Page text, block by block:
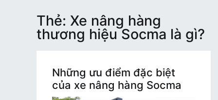
Thẻ: Xe nâng hàng
thương hiệu Socma là gì?
Những ưu điểm đặc biệt
của xe nâng hàng Socma